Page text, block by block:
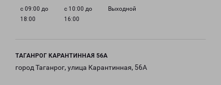
с 09:00 до
18:00
с 10:00 до
16:00
Выходной
ТАГАНРОГ КАРАНТИННАЯ 56А
город Таганрог, улица Карантинная, 56А